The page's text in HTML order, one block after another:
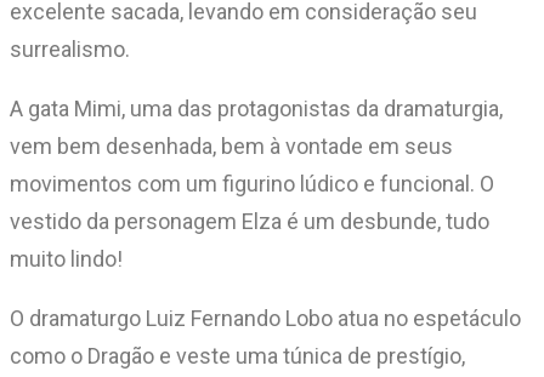
excelente sacada, levando em consideração seu
surrealismo.
A gata Mimi, uma das protagonistas da dramaturgia,
vem bem desenhada, bem à vontade em seus
movimentos com um figurino lúdico e funcional. O
vestido da personagem Elza é um desbunde, tudo
muito lindo!
O dramaturgo Luiz Fernando Lobo atua no espetáculo
como o Dragão e veste uma túnica de prestígio,